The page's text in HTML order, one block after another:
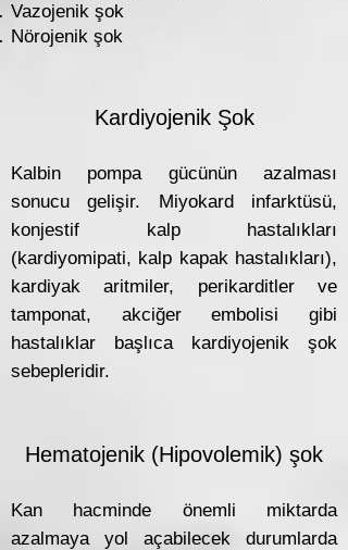
Vazojenik şok
Nörojenik şok
Kardiyojenik Şok
Kalbin pompa gücünün azalması
sonucu gelişir. Miyokard infarktüsü,
konjestif kalp hastalıkları
(kardiyomipati, kalp kapak hastalıkları),
kardiyak aritmiler, perikarditler ve
tamponat, akciğer embolisi gibi
hastalıklar başlıca kardiyojenik şok
sebepleridir.
Hematojenik (Hipovolemik) şok
Kan hacminde önemli miktarda
azalmaya yol açabilecek durumlarda